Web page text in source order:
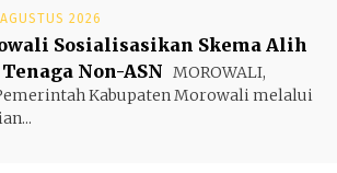
2026
Sosialisasikan Skema Alih
Non-ASN MOROWALI,
Pemerintah Kabupaten Morowali melalui